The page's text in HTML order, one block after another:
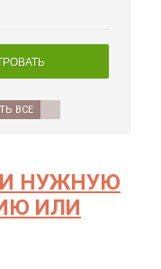
ВСЕ
НУЖНУЮ
ИЛИ